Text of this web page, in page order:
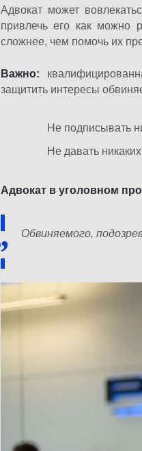
Адвокат может
привлечь его как можно
сложнее, чем помочь их
Важно:
защитить интересы
Не подписывать
Не давать
Адвокат в уголовном
Обвиняемого,